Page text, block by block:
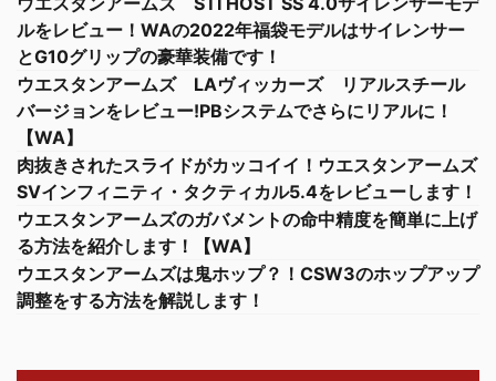
ルをレビュー！WAの2022年福袋モデルはサイレンサー
とG10グリップの豪華装備です！
ウエスタンアームズ LAヴィッカーズ リアルスチール
バージョンをレビュー!PBシステムでさらにリアルに！
【WA】
肉抜きされたスライドがカッコイイ！ウエスタンアームズ
SVインフィニティ・タクティカル5.4をレビューします！
ウエスタンアームズのガバメントの命中精度を簡単に上げ
る方法を紹介します！【WA】
ウエスタンアームズは鬼ホップ？！CSW3のホップアップ
調整をする方法を解説します！